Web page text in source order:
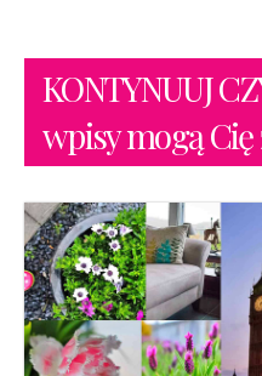
KONTYNUUJ
wpisy mogą